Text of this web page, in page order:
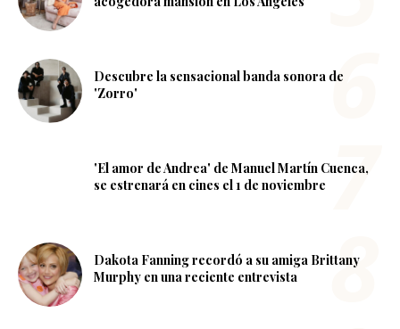
Descubre la sensacional banda sonora de
'Zorro'
'El amor de Andrea' de Manuel Martín Cuenca,
se estrenará en cines el 1 de noviembre
Dakota Fanning recordó a su amiga Brittany
Murphy en una reciente entrevista